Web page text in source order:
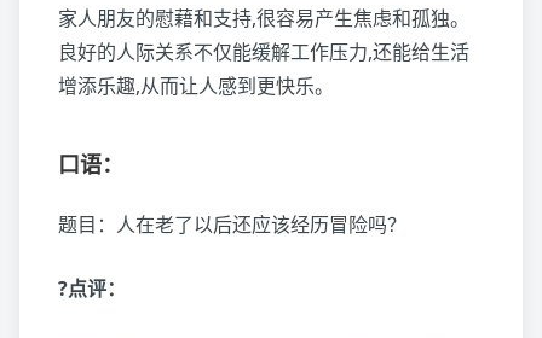
家人朋友的慰藉和支持,很容易产生焦虑和孤独。
良好的人际关系不仅能缓解工作压力,还能给生活
增添乐趣,从而让人感到更快乐。
口语：
题目：人在老了以后还应该经历冒险吗？
?点评：